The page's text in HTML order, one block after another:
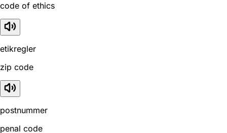
code of ethics
etikregler
zip code
postnummer
penal code